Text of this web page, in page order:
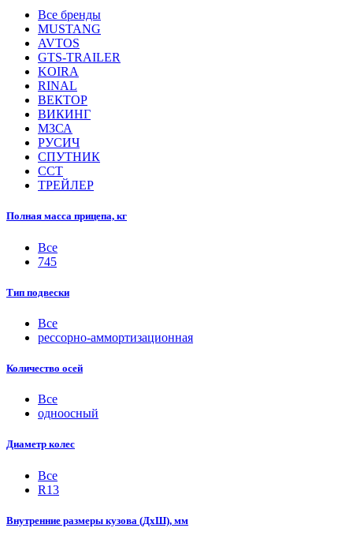
Все бренды
MUSTANG
AVTOS
GTS-TRAILER
KOIRA
RINAL
ВЕКТОР
ВИКИНГ
МЗСА
РУСИЧ
СПУТНИК
ССТ
ТРЕЙЛЕР
Полная масса прицепа, кг
Все
745
Тип подвески
Все
рессорно-аммортизационная
Количество осей
Все
одноосный
Диаметр колес
Все
R13
Внутренние размеры кузова (ДхШ), мм